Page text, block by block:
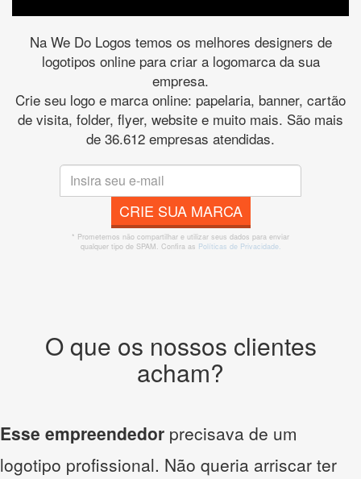
Na We Do Logos temos os melhores designers de
logotipos online para criar a logomarca da sua
empresa.
Crie seu logo e marca online: papelaria, banner, cartão
de visita, folder, flyer, website e muito mais. São mais
de 36.612 empresas atendidas.
CRIE SUA MARCA
* Prometemos não compartilhar e utilizar seus dados para enviar
qualquer tipo de SPAM. Confira as Políticas de Privacidade.
O que os nossos clientes
acham?
Esse empreendedor precisava de um
logotipo profissional. Não queria arriscar ter